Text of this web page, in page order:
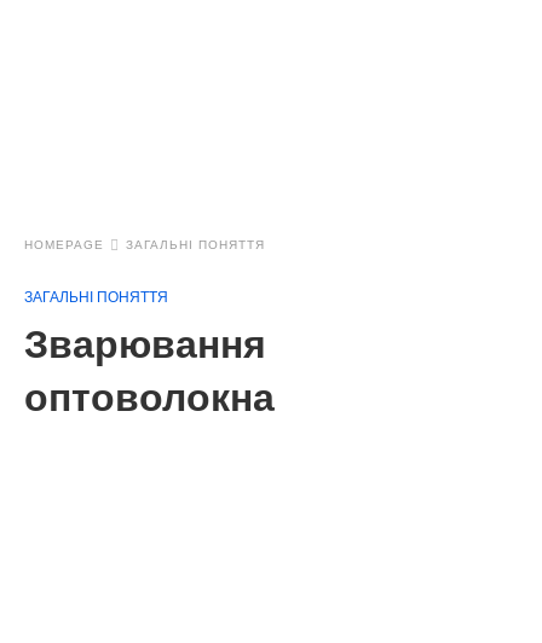
HOMEPAGE ЗАГАЛЬНІ ПОНЯТТЯ
ЗАГАЛЬНІ ПОНЯТТЯ
Зварювання
оптоволокна